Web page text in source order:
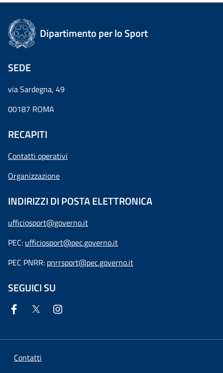
Dipartimento per lo Sport
SEDE
via Sardegna, 49
00187 ROMA
RECAPITI
Contatti operativi
Organizzazione
INDIRIZZI DI POSTA ELETTRONICA
ufficiosport@governo.it
PEC: ufficiosport@pec.governo.it
PEC PNRR: pnrrsport@pec.governo.it
SEGUICI SU
Contatti